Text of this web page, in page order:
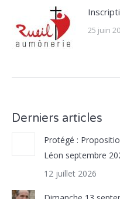
25 juin
Derniers articles
Protégé :
Léon septembre
12 juillet 2026